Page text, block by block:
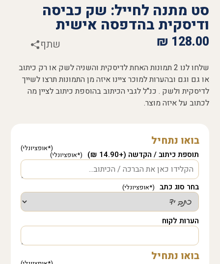
סט מתנה לחייל: שק כביסה
ודיסקית בהדפסה אישית
128.00
₪ שתף
שלחו לנו 2 תמונות האחת לדיסקית והשניה לשק או רק כיתוב
או גם וגם ובהערות למוכר ציינו איזה מן התמונות תרצו לשייך
לדיסקית ולשק . כנ"ל לגבי הכיתוב בהוספת כיתוב לציין מה
לכתוב על איזה מוצר.
בואו נתחיל
תוספת כיתוב / הקדשה (+14.90 ₪)
בחר סוג כתב
הערות לקוח
בואו נתחיל